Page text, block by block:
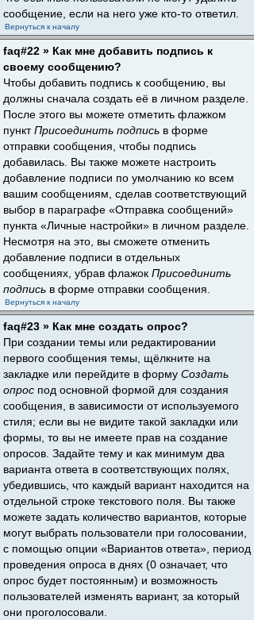
сообщение, если на него уже кто-то ответил.
Вернуться к началу
faq#22 » Как мне добавить подпись к
своему сообщению?
Чтобы добавить подпись к сообщению, вы
должны сначала создать её в личном разделе.
После этого вы можете отметить флажком
пунктПрисоединить подпись в форме
отправки сообщения, чтобы подпись
добавилась. Вы также можете настроить
добавление подписи по умолчанию ко всем
вашим сообщениям, сделав соответствующий
выбор в параграфе «Отправка сообщений»
пункта «Личные настройки» в личном разделе.
Несмотря на это, вы сможете отменить
добавление подписи в отдельных
сообщениях, убрав флажок Присоединить
подпись в форме отправки сообщения.
Вернуться к началу
faq#23 » Как мне создать опрос?
При создании темы или редактировании
первого сообщения темы, щёлкните на
закладке или перейдите в форму Создать
опрос под основной формой для создания
сообщения, в зависимости от используемого
стиля; если вы не видите такой закладки или
формы, то вы не имеете прав на создание
опросов. Задайте тему и как минимум два
варианта ответа в соответствующих полях,
убедившись, что каждый вариант находится на
отдельной строке текстового поля. Вы также
можете задать количество вариантов, которые
могут выбрать пользователи при голосовании,
с помощью опции «Вариантов ответа», период
проведения опроса в днях (0 означает, что
опрос будет постоянным) и возможность
пользователей изменять вариант, за который
они проголосовали.